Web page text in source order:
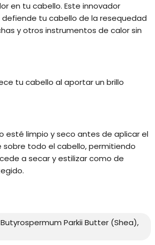
en tu cabello. Este innovador
tu cabello de la resequedad
y otros instrumentos de calor sin
tu cabello al aportar un brillo
esté limpio y seco antes de aplicar el
todo el cabello, permitiendo
a secar y estilizar como de
Parkii Butter (Shea),